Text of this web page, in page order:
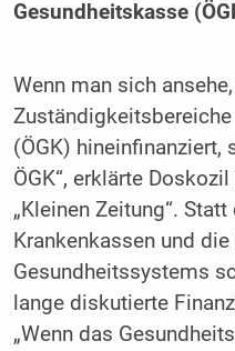
Gesundheitskasse
Wenn man sich
(ÖGK) hineinfinanziert,
ÖGK“, erklärte
„Kleinen Zeitung“.
Krankenkassen und
Gesundheitssystems
lange diskutierte
„Wenn das